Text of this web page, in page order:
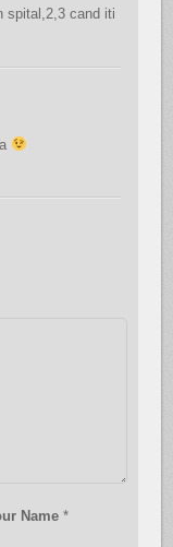
spital,2,3 cand iti
Name *